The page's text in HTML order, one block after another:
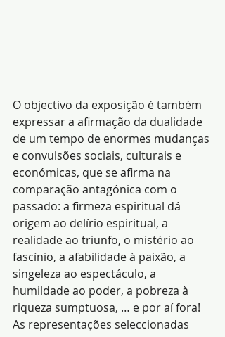
O objectivo da exposição é também
expressar a afirmação da dualidade
de um tempo de enormes mudanças
e convulsões sociais, culturais e
económicas, que se afirma na
comparação antagónica com o
passado: a firmeza espiritual dá
origem ao delírio espiritual, a
realidade ao triunfo, o mistério ao
fascínio, a afabilidade à paixão, a
singeleza ao espectáculo, a
humildade ao poder, a pobreza à
riqueza sumptuosa, … e por aí fora!
As representações seleccionadas